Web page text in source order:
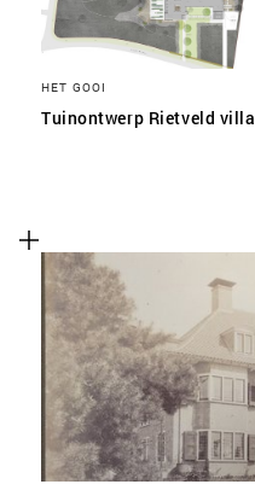
HET GOOI
Tuinontwerp Rietveld villa